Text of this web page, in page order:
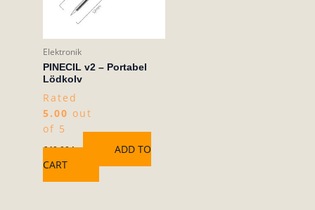
Elektronik
PINECIL v2 – Portabel
Lödkolv
Rated
5.00 out
of 5
640,00kr
ADD TO
CART